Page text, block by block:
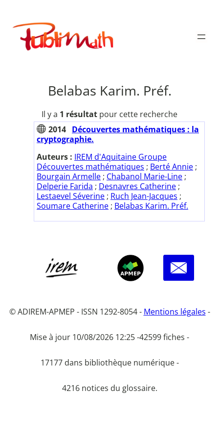
contenu
Publimath
Belabas Karim. Préf.
Il y a 1 résultat pour cette recherche
2014 Découvertes mathématiques : la
cryptographie.
Auteurs : IREM d'Aquitaine Groupe
Découvertes mathématiques ; Berté Annie ;
Bourgain Armelle ; Chabanol Marie-Line ;
Delperie Farida ; Desnavres Catherine ;
Lestaevel Séverine ; Ruch Jean-Jacques ;
Soumare Catherine ; Belabas Karim. Préf.
© ADIREM-APMEP - ISSN 1292-8054 - Mentions légales -
Mise à jour 10/08/2026 12:25 -42599 fiches -
17177 dans bibliothèque numérique -
4216 notices du glossaire.